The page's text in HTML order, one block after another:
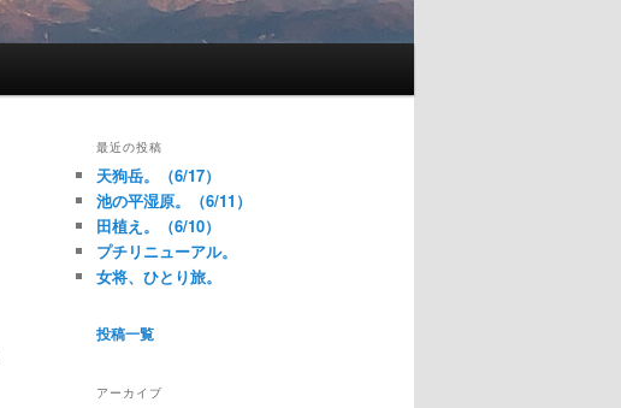
最近の投稿
天狗岳。（6/17）
池の平湿原。（6/11）
田植え。（6/10）
プチリニューアル。
女将、ひとり旅。
投稿一覧
アーカイブ